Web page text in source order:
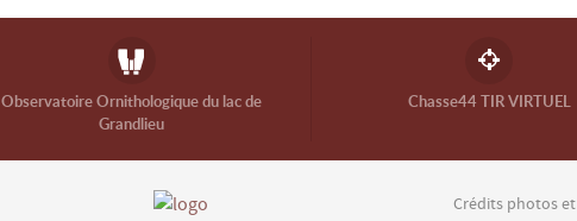
Observatoire Ornithologique du lac de
Grandlieu
Chasse44 TIR VIRTUEL
Crédits photos et